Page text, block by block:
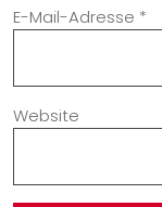
E-Mail-Adresse *
Website